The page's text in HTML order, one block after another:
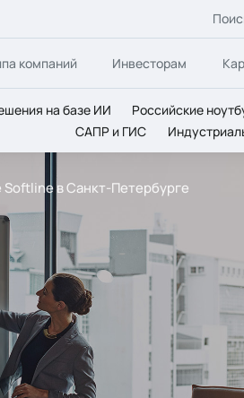
компаний Инвесторам
на базе ИИ Российские
САПР и ГИС
Softline в Санкт-Петербурге